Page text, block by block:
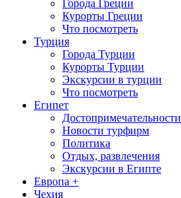
Города Греции
Курорты Греции
Что посмотреть
Турция
Города Турции
Курорты Турции
Экскурсии в турции
Что посмотреть
Египет
Достопримечательности
Новости турфирм
Политика
Отдых, развлечения
Экскурсии в Египте
Европа +
Чехия